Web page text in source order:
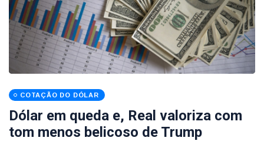
COTAÇÃO DO DÓLAR
Dólar em queda e, Real valoriza com
tom menos belicoso de Trump